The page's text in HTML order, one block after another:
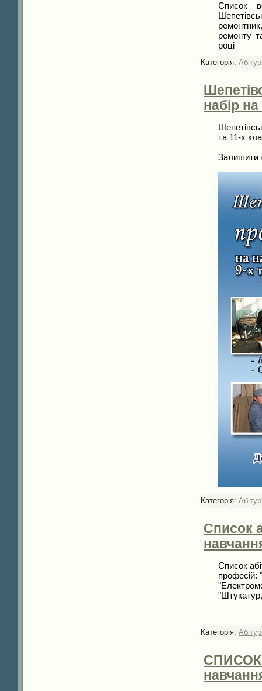
Список
ремонту
році
Категорія:
набір
та 11-х
Залишити
Категорія:
Список
Список
професій:
Категорія:
СПИСОК